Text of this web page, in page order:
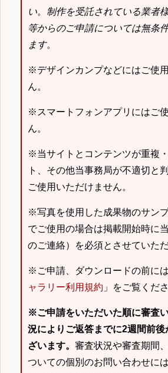
い。 制作を受託されている業者
等からのご申請については無条
ます。
※デザインカンプなどにはご使
ん。
※スマートフォンアプリにはご
ん。
※当サイトとコンテンツが重複
ト、その他当事務局が不適切と
ご使用いただけません。
※写真を使用した成果物のサン
でご使用の場合は掲載開始時に
のご連絡）を必須とさせていただ
※ご申請、ダウンロードの前に
ャラリー利用規約 」をご覧くださ
※ご申請をいただいた順に審査
況によりご返答までに2週間前
ざいます。 審査状況や審査期間
ついての個別のお問い合わせに